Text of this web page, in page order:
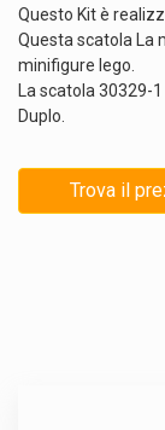
Questo Kit è
Questa scatola La
minifigure lego.
La scatola 30329-
Duplo.
Trova il